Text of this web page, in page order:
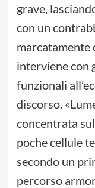
grave,
con un
marcatamente
interviene con
funzionali
discorso.
concentrata
poche cellule
secondo un
percorso